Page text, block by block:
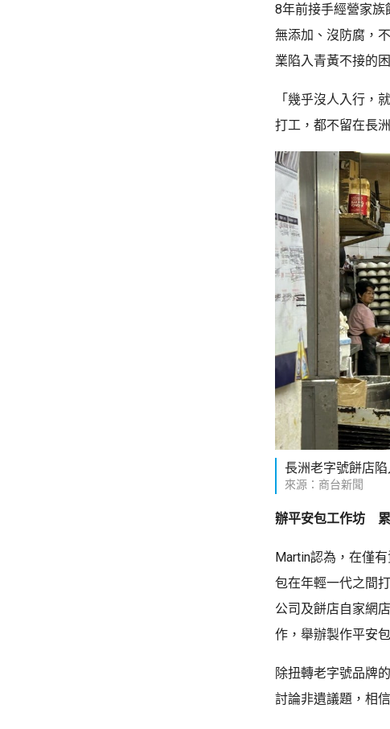
8年前接手經營家
無添加、沒防腐，
業陷入青黃不接的
「幾乎沒人入行，
打工，都不留在長
長洲老字號餅店
來源：商台新聞
辦平安包工作坊
Martin認為，在僅
包在年輕一代之間
公司及餅店自家網
作，舉辦製作平安
除扭轉老字號品牌
討論非遺議題，相